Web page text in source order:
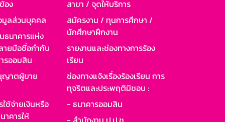
อง
มูลส่วนบุคคล
นาคารแห่ง
ายมือชื่อกำกับ
รออมสิน
ญาตผู้ขาย
ช้จ่ายเงินหรือ
คารให้
สาขา / จุดให้บริการ
สมัครงาน / ทุนการศึกษา /
นักศึกษาฝึกงาน
รายงานและช่องทางการร้อง
เรียน
ช่องทางแจ้งเรื่องร้องเรียน การ
ทุจริตและประพฤติมิชอบ :
- ธนาคารออมสิน